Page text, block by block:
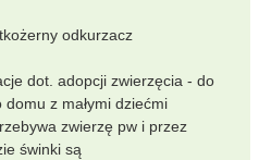
odkurzacz
dot. adopcji zwierzęcia - do
z małymi dziećmi
zwierzę pw i przez
świnki są